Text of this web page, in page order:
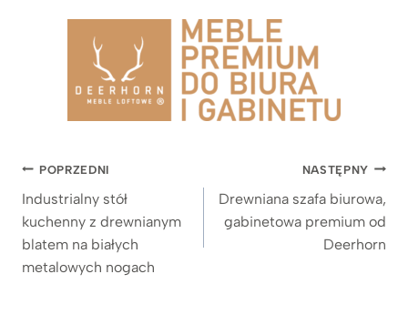
Nawigacja
wpisu
POPRZEDNI
Industrialny stół
kuchenny z drewnianym
blatem na białych
metalowych nogach
NASTĘPNY
Drewniana szafa biurowa,
gabinetowa premium od
Deerhorn